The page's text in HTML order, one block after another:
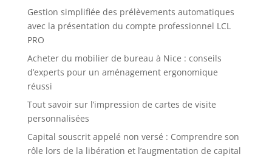
Gestion simplifiée des prélèvements automatiques
avec la présentation du compte professionnel LCL
PRO
Acheter du mobilier de bureau à Nice : conseils
d’experts pour un aménagement ergonomique
réussi
Tout savoir sur l’impression de cartes de visite
personnalisées
Capital souscrit appelé non versé : Comprendre son
rôle lors de la libération et l’augmentation de capital